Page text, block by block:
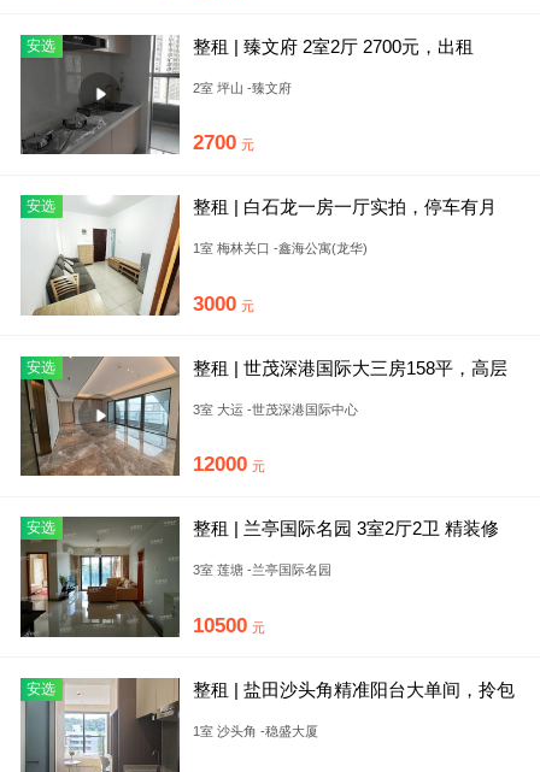
安选 整租 | 臻文府 2室2厅 2700元，出租
2室 坪山 -臻文府
2700 元
安选
整租 | 白石龙一房一厅实拍，停车有月
1室 梅林关口 -鑫海公寓(龙华)
3000 元
安选
整租 | 世茂深港国际大三房158平，高层
3室 大运 -世茂深港国际中心
12000 元
安选
整租 | 兰亭国际名园 3室2厅2卫 精装修
3室 莲塘 -兰亭国际名园
10500 元
安选
整租 | 盐田沙头角精准阳台大单间，拎包
1室 沙头角 -稳盛大厦